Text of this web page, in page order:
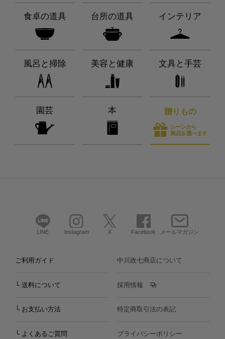
食卓の道具 台所の道具 インテリア
風呂と掃除 美容と健康 文具と手芸
園芸 本 贈りもの
シーンから
商品を選べます
LINE Instagram X Facebook メールマガジン
ご利用ガイド
└ 送料について
└ お支払い方法
└ よくあるご質問
中川政七商店について
採用情報
特定商取引法の表記
プライバシーポリシー